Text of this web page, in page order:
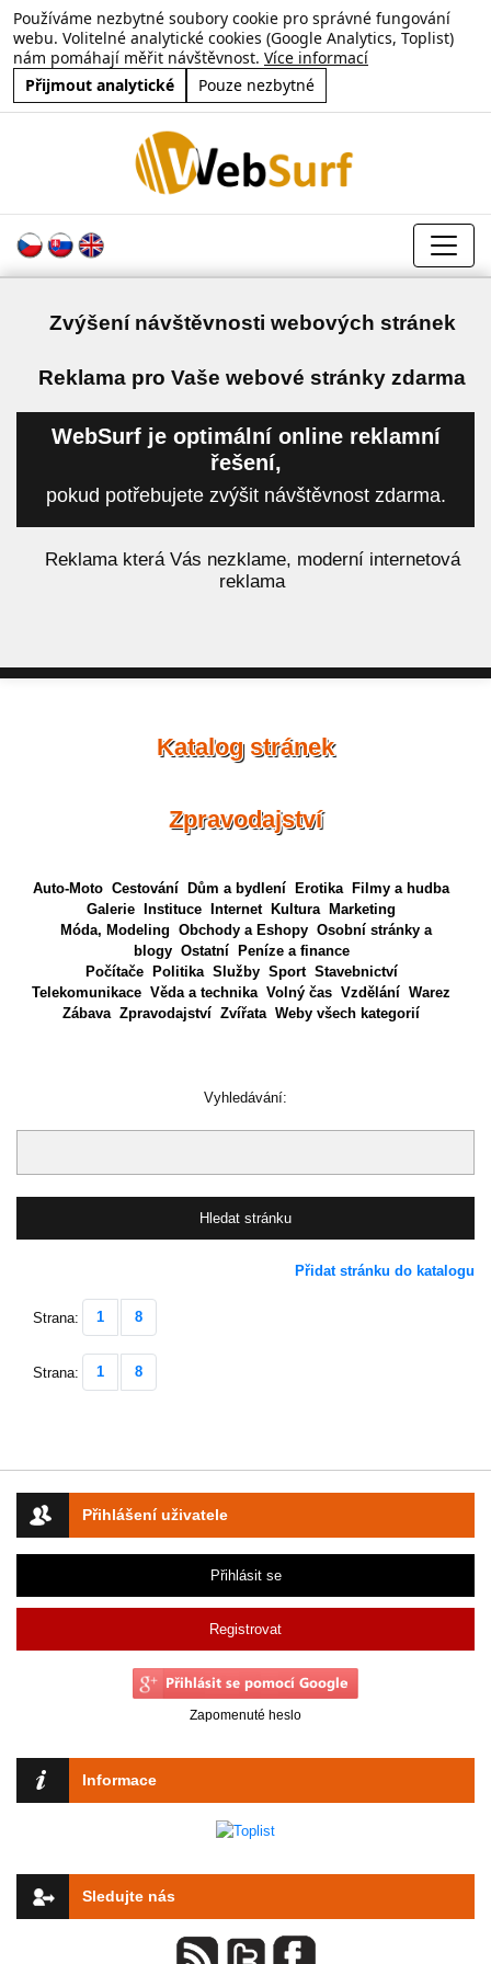
Používáme nezbytné soubory cookie pro správné fungování
webu. Volitelné analytické cookies (Google Analytics, Toplist)
nám pomáhají měřit návštěvnost. Více informací
Přijmout analytické
Pouze nezbytné
Zvýšení návštěvnosti webových stránek
Reklama pro Vaše webové stránky zdarma
WebSurf je optimální online reklamní
řešení,
pokud potřebujete zvýšit návštěvnost zdarma.
Reklama která Vás nezklame, moderní internetová
reklama
Přihlášení uživatele
Přihlásit se
Registrovat
Zapomenuté heslo
Informace
Sledujte nás
Katalog stránek
Zpravodajství
Auto-Moto Cestování Dům a bydlení Erotika
Filmy a hudba
Galerie
Instituce Internet Kultura
Marketing
Móda, Modeling Obchody a Eshopy Osobní stránky a
blogy Ostatní
Peníze a finance
Počítače
Politika Služby Sport Stavebnictví
Telekomunikace Věda a technika Volný čas Vzdělání Warez
Zábava Zpravodajství Zvířata Weby všech kategorií
Vyhledávání:
Přidat stránku do katalogu
Strana: 1 8
Strana: 1 8